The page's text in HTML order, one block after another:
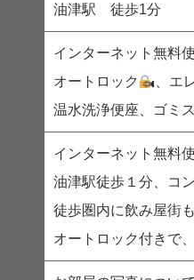
油津駅 徒歩1分
インターネット無料
オートロック
、エ
温水洗浄便座、ゴミ
インターネット無料
油津駅徒歩１分、コ
徒歩圏内に飲み屋街
オートロック付きで